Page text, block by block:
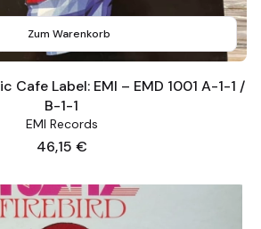
Zum Warenkorb
Cafe Label: EMI – EMD 1001 A-1-1 /
B-1-1
EMI Records
Preis
46,15 €